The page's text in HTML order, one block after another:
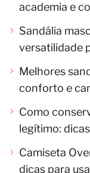
academia e
Sandália
versatilidade
Melhores
conforto e
Como
legítimo:
Camiseta
dicas para